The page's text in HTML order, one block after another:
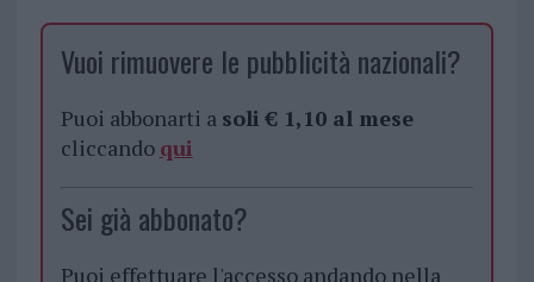
Vuoi rimuovere le pubblicità nazionali?
Puoi abbonarti a soli € 1,10 al mese
cliccando qui
Sei già abbonato?
Puoi effettuare l'accesso andando nella